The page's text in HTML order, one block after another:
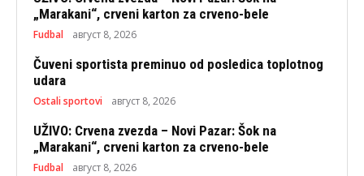
„Marakani“, crveni karton za crveno-bele
Fudbal август 8, 2026
Čuveni sportista preminuo od posledica toplotnog
udara
Ostali sportovi август 8, 2026
UŽIVO: Crvena zvezda – Novi Pazar: Šok na
„Marakani“, crveni karton za crveno-bele
Fudbal август 8, 2026